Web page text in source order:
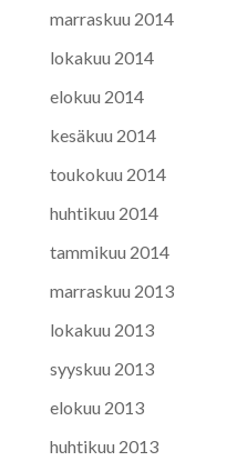
marraskuu 2014
lokakuu 2014
elokuu 2014
kesäkuu 2014
toukokuu 2014
huhtikuu 2014
tammikuu 2014
marraskuu 2013
lokakuu 2013
syyskuu 2013
elokuu 2013
huhtikuu 2013